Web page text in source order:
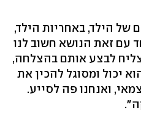
של הילד, באחריות הילד,
עם זאת הנושא חשוב לנו
לבצע אותם בהצלחה,
יכול ומסוגל להכין את
ואנחנו פה לסייע.